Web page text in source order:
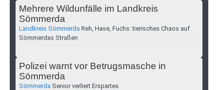
Mehrere Wildunfälle im Landkreis
Sömmerda
Landkreis Sömmerda Reh, Hase, Fuchs: tierisches Chaos auf
Sömmerdas Straßen
Polizei warnt vor Betrugsmasche in
Sömmerda
Sömmerda Senior verliert Erspartes